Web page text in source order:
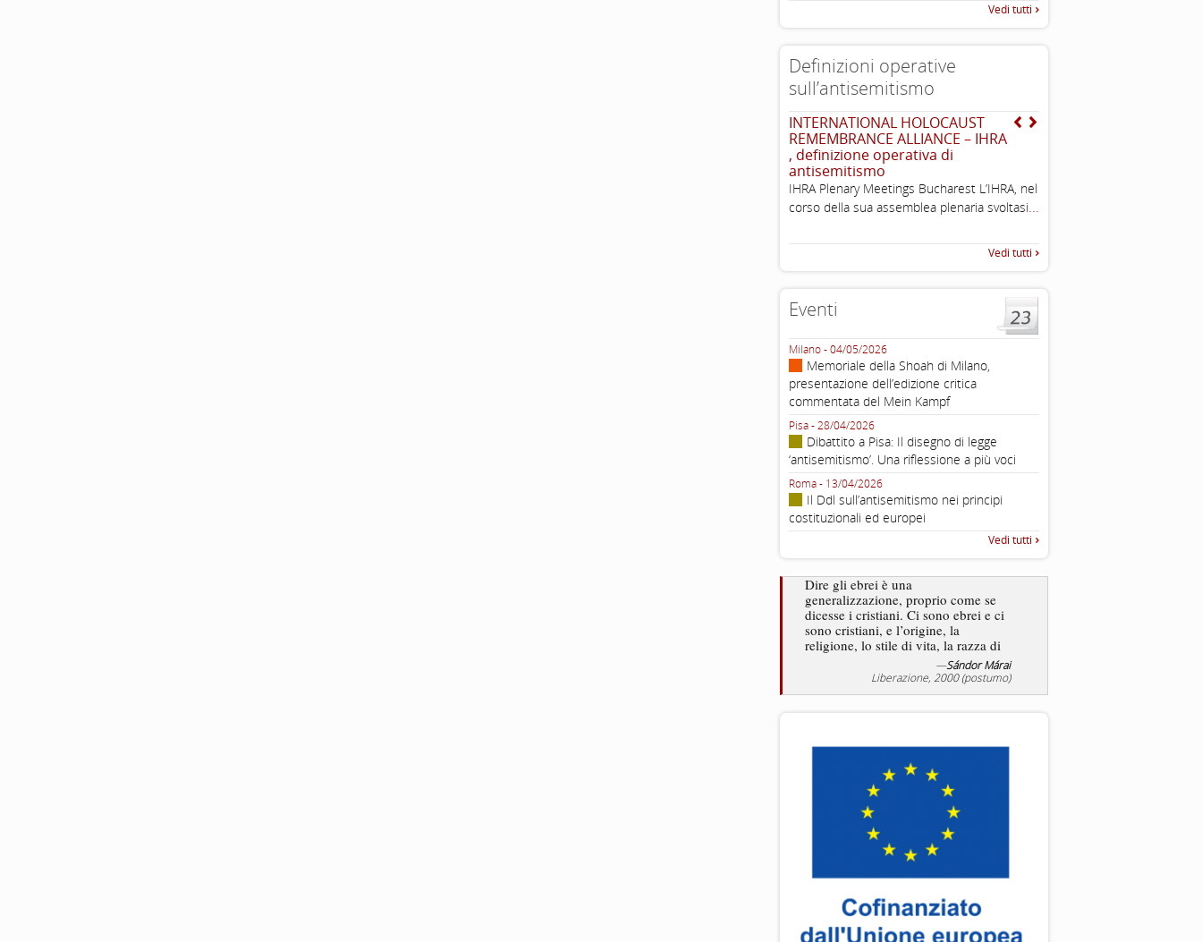
Vedi tutti
Definizioni operative
sull’antisemitismo
INTERNATIONAL HOLOCAUST
REMEMBRANCE ALLIANCE – IHRA
, definizione operativa di
antisemitismo
IHRA Plenary Meetings Bucharest L’IHRA, nel
corso della sua assemblea plenaria svoltasi...
Vedi tutti
Eventi
Milano - 04/05/2026
Memoriale della Shoah di Milano,
presentazione dell’edizione critica
commentata del Mein Kampf
Pisa - 28/04/2026
Dibattito a Pisa: Il disegno di legge
‘antisemitismo’. Una riflessione a più voci
Roma - 13/04/2026
Il Ddl sull’antisemitismo nei principi
costituzionali ed europei
Vedi tutti
Dire gli ebrei è una
generalizzazione, proprio come se
dicesse i cristiani. Ci sono ebrei e ci
sono cristiani, e l’origine, la
religione, lo stile di vita, la razza di
sicuro comportano tanti tratti...
—Sándor Márai
Liberazione, 2000 (postumo)